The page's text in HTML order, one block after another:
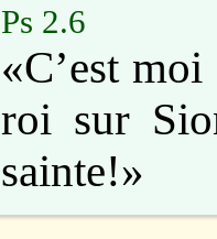
Ps 2.6
«C’est
roi sur
sainte!»